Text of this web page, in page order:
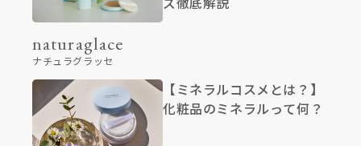
naturaglace
ナチュラグラッセ
【ミネラルコスメとは？】
化粧品のミネラルって何？